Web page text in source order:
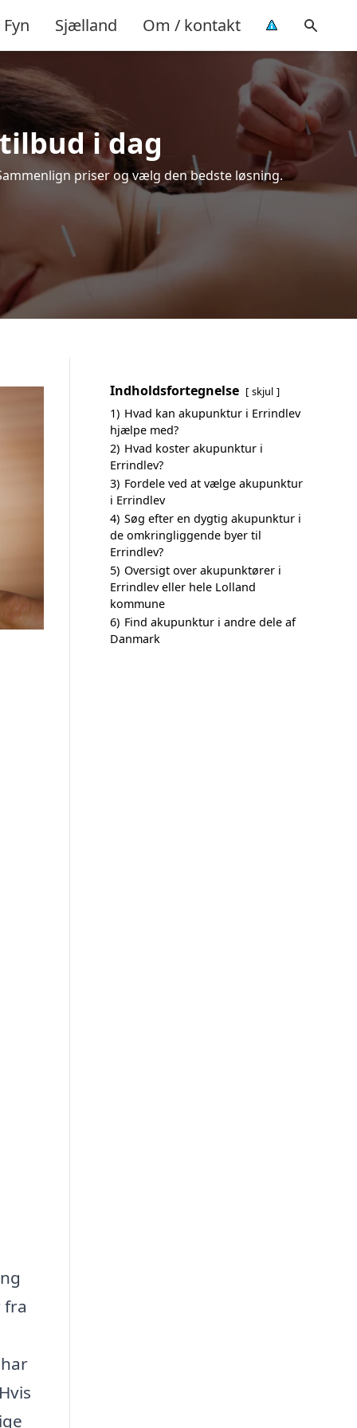
Fyn Sjælland Om / kontakt
i dag
priser og vælg den bedste løsning.
fra
Indholdsfortegnelse skjul
1) Hvad kan akupunktur i Errindlev
hjælpe med?
2) Hvad koster akupunktur i
Errindlev?
3) Fordele ved at vælge akupunktur
i Errindlev
4) Søg efter en dygtig akupunktur i
de omkringliggende byer til
Errindlev?
5) Oversigt over akupunktører i
Errindlev eller hele Lolland
kommune
6) Find akupunktur i andre dele af
Danmark